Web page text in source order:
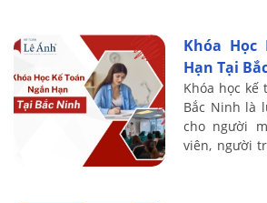
tình ...
Khóa Học Kế Toán Ngắn
Hạn Tại
Khóa học kế
Bắc Ninh là
cho người
viên, người